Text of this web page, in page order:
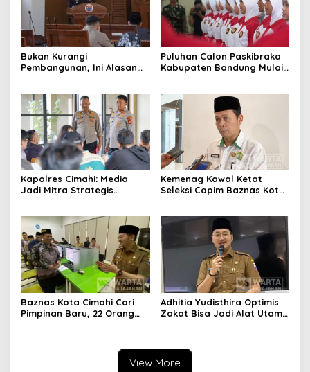
Bukan Kurangi
Pembangunan, Ini Alasan
Daerah
Puluhan Calon Paskibraka
Kabupaten Bandung Mulai
Kapolres Cimahi: Media
Jadi Mitra Strategis
Kemenag Kawal Ketat
Seleksi Capim Baznas Kota
Berintegritas
Baznas Kota Cimahi Cari
Pimpinan Baru, 22 Orang
Adhitia Yudisthira Optimis
Zakat Bisa Jadi Alat Utama
View More